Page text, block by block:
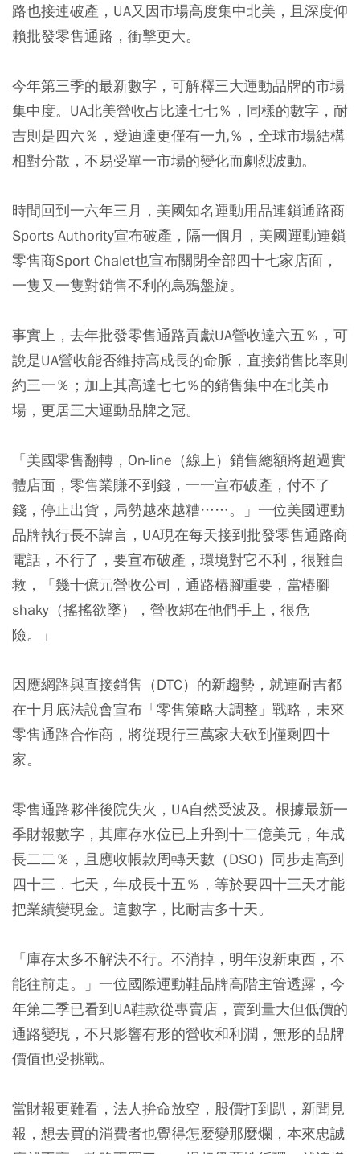
路也接連破產，UA又因市場高度集中北美，且深度仰
賴批發零售通路，衝擊更大。
今年第三季的最新數字，可解釋三大運動品牌的市場
集中度。UA北美營收占比達七七％，同樣的數字，耐
吉則是四六％，愛迪達更僅有一九％，全球市場結構
相對分散，不易受單一市場的變化而劇烈波動。
時間回到一六年三月，美國知名運動用品連鎖通路商
Sports Authority宣布破產，隔一個月，美國運動連鎖
零售商Sport Chalet也宣布關閉全部四十七家店面，
一隻又一隻對銷售不利的烏鴉盤旋。
事實上，去年批發零售通路貢獻UA營收達六五％，可
說是UA營收能否維持高成長的命脈，直接銷售比率則
約三一％；加上其高達七七％的銷售集中在北美市
場，更居三大運動品牌之冠。
「美國零售翻轉，On-line（線上）銷售總額將超過實
體店面，零售業賺不到錢，一一宣布破產，付不了
錢，停止出貨，局勢越來越糟……。」一位美國運動
品牌執行長不諱言，UA現在每天接到批發零售通路商
電話，不行了，要宣布破產，環境對它不利，很難自
救，「幾十億元營收公司，通路樁腳重要，當樁腳
shaky（搖搖欲墜），營收綁在他們手上，很危
險。」
因應網路與直接銷售（DTC）的新趨勢，就連耐吉都
在十月底法說會宣布「零售策略大調整」戰略，未來
零售通路合作商，將從現行三萬家大砍到僅剩四十
家。
零售通路夥伴後院失火，UA自然受波及。根據最新一
季財報數字，其庫存水位已上升到十二億美元，年成
長二二％，且應收帳款周轉天數（DSO）同步走高到
四十三．七天，年成長十五％，等於要四十三天才能
把業績變現金。這數字，比耐吉多十天。
「庫存太多不解決不行。不消掉，明年沒新東西，不
能往前走。」一位國際運動鞋品牌高階主管透露，今
年第二季已看到UA鞋款從專賣店，賣到量大但低價的
通路變現，不只影響有形的營收和利潤，無形的品牌
價值也受挑戰。
當財報更難看，法人拚命放空，股價打到趴，新聞見
報，想去買的消費者也覺得怎麼變那麼爛，本來忠誠